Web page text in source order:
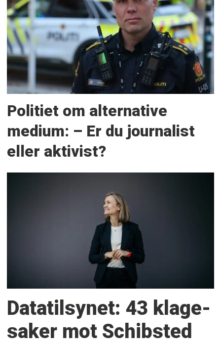
Politiet om alternative
medium: – Er du journalist
eller aktivist?
Datatilsynet: 43 klage­
saker mot Schibsted